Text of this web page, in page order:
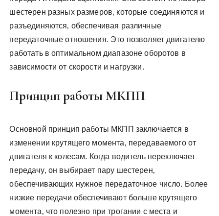
шестерен разных размеров‚ которые соединяются и
разъединяются‚ обеспечивая различные
передаточные отношения. Это позволяет двигателю
работать в оптимальном диапазоне оборотов в
зависимости от скорости и нагрузки.
Принцип работы МКПП
Основной принцип работы МКПП заключается в
изменении крутящего момента‚ передаваемого от
двигателя к колесам. Когда водитель переключает
передачу‚ он выбирает пару шестерен‚
обеспечивающих нужное передаточное число. Более
низкие передачи обеспечивают больше крутящего
момента‚ что полезно при трогании с места и